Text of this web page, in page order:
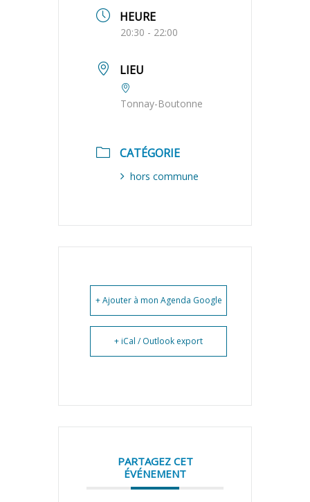
HEURE
20:30 - 22:00
LIEU
Tonnay-Boutonne
CATÉGORIE
hors commune
+ Ajouter à mon Agenda Google
+ iCal / Outlook export
PARTAGEZ CET
ÉVÉNEMENT